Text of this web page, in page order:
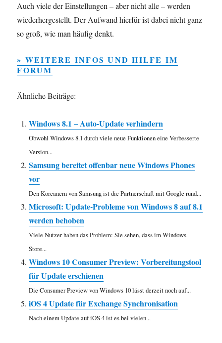
Auch viele der Einstellungen – aber nicht alle – werden
wiederhergestellt. Der Aufwand hierfür ist dabei nicht ganz
so groß, wie man häufig denkt.
» WEITERE INFOS UND HILFE IM
FORUM
Ähnliche Beiträge:
Windows 8.1 – Auto-Update verhindern
Obwohl Windows 8.1 durch viele neue Funktionen eine Verbesserte
Version...
Samsung bereitet offenbar neue Windows Phones
vor
Den Koreanern von Samsung ist die Partnerschaft mit Google rund...
Microsoft: Update-Probleme von Windows 8 auf 8.1
werden behoben
Viele Nutzer haben das Problem: Sie sehen, dass im Windows-
Store...
Windows 10 Consumer Preview: Vorbereitungstool
für Update erschienen
Die Consumer Preview von Windows 10 lässt derzeit noch auf...
iOS 4 Update für Exchange Synchronisation
Nach einem Update auf iOS 4 ist es bei vielen...